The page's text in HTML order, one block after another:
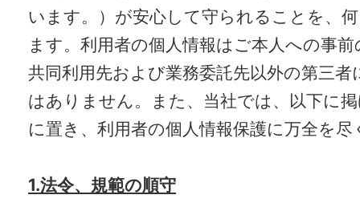
います。）が安心して守られることを、
ます。利用者の個人情報はご本人への事
共同利用先および業務委託先以外の第三
はありません。また、当社では、以下に
に置き、利用者の個人情報保護に万全を
1.法令、規範の順守